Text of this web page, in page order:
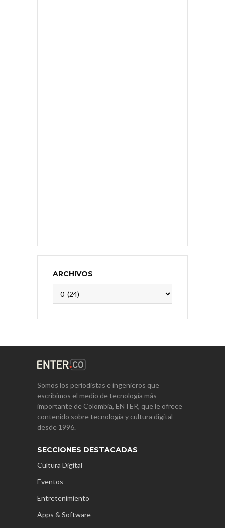
ARCHIVOS
Somos los periodistas e ingenieros que
escribimos el medio de tecnología más
importante de Colombia, ENTER, que le ofrece
contenido sobre tecnología y cultura digital
desde 1996.
SECCIONES DESTACADAS
Cultura Digital
Eventos
Entretenimiento
Apps & Software